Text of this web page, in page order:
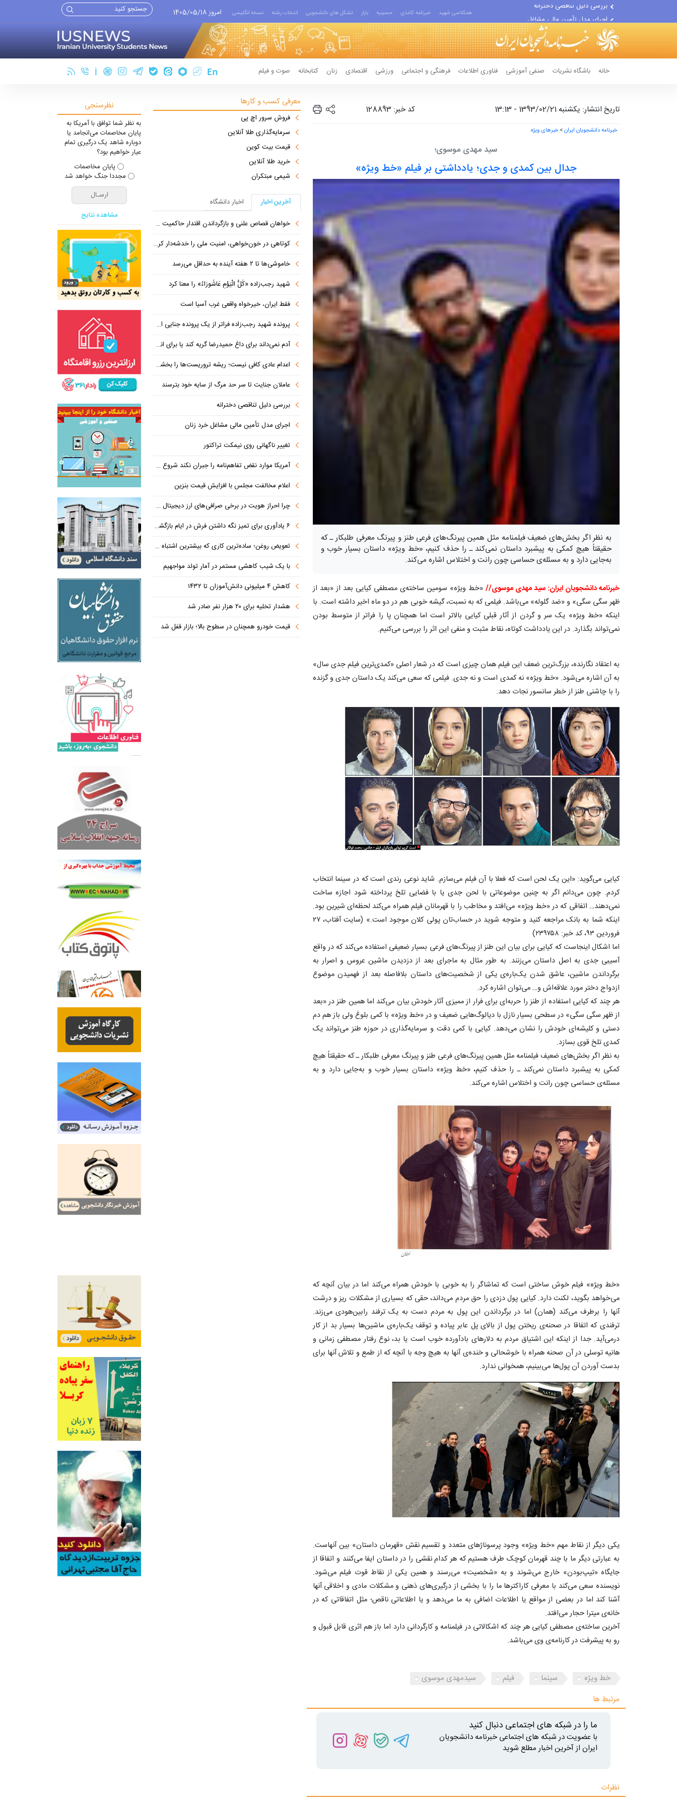
اجرای مدل تأمین مالی مشاغل...
تغییر ناگهانی روی نیمکت...
همکلاسی شهید خبرنامه کاغذی حسینیه بازار تشکل های دانشجویی انتخاب رشته نسخه انگلیسی امروز 1405/05/18
خانه باشگاه نشریات صنفی آموزشی فناوری اطلاعات فرهنگی و اجتماعی ورزشی اقتصادی زنان کتابخانه صوت و فیلم
تاریخ انتشار: یکشنبه 1393/02/21 - 13:13 کد خبر: 128893
خبرنامه دانشجویان ایران>خبرهای ویژه
سید مهدی موسوی؛
جدال بین کمدی و جدی؛ یادداشتی بر فیلم «خط ویژه»
به نظر اگر بخش‌های ضعیف فیلمنامه مثل همین پیرنگ‌های فرعی طنز و پیرنگ معرفی طلبکار ـ که
حقیقتاً هیچ کمکی به پیشبرد داستان نمی‌کند ـ را حذف کنیم، «خط ویژه» داستان بسیار خوب و
به‌جایی دارد و به مسئله‌ی حساسی چون رانت و اختلاس اشاره می‌کند.
خبرنامه دانشجویان ایران: سید مهدی موسوی// «خط ویژه» سومین ساخته‌ی مصطفی کیایی بعد از «بعد از
ظهر سگی سگی» و «ضد گلوله» می‌باشد. فیلمی که به نسبت، گیشه خوبی هم در دو ماه اخیر داشته است. با
اینکه «خط ویژه» یک سر و گردن از آثار قبلی کیایی بالاتر است اما همچنان پا را فراتر از متوسط بودن
نمی‌تواند بگذارد. در این یادداشت کوتاه، نقاط مثبت و منفی این اثر را بررسی می‌کنیم.
به اعتقاد نگارنده، بزرگ‌ترین ضعف این فیلم همان چیزی است که در شعار اصلی «کمدی‌ترین فیلم جدی سال»
به آن اشاره می‌شود. «خط ویژه» نه کمدی است و نه جدی. فیلمی که سعی می‌کند یک داستان جدی و گزنده
را با چاشنی طنز از خطر سانسور نجات دهد.
کیایی می‌گوید: «این یک لحن است که فعلا‌ با آن فیلم می‌‌سازم. شاید نوعی رندی است که در سینما انتخاب
کردم. چون می‌دانم اگر به چنین موضوعاتی با لحن جدی یا با فضایی تلخ پرداخته شود اجازه ساخت
نمی‌دهند… اتفاقی که در «خط ویژه» می‌افتد و مخاطب را با قهرمانان فیلم همراه می‌کند لحظه‌ای شیرین بود.
اینکه شما به بانک مراجعه کنید و متوجه شوید در حساب‌تان پولی کلان موجود است.» (سایت آفتاب، ۲۷
فروردین ۹۳، کد خبر: ۲۳۹۷۵۸)
اما اشکال اینجاست که کیایی برای بیان این طنز از پیرنگ‌های فرعی بسیار ضعیفی استفاده می‌کند که در واقع
آسیبی جدی به اصل داستان می‌زنند. به طور مثال به ماجرای بعد از دزدیدن ماشین عروس و اصرار به
برگرداندن ماشین، عاشق شدن یک‌باره‌ی یکی از شخصیت‌های داستان بلافاصله بعد از فهمیدن موضوع
ازدواج دختر مورد علاقه‌اش و… می‌توان اشاره کرد.
هر چند که کیایی استفاده از طنز را حربه‌ای برای فرار از ممیزی آثار خودش بیان می‌کند اما همین طنز در «بعد
از ظهر سگی سگی» در سطحی بسیار نازل با دیالوگ‌هایی ضعیف و در «خط ویژه» با کمی بلوغ ولی باز هم دم
دستی و کلیشه‌ای خودش را نشان می‌دهد. کیایی با کمی دقت و سرمایه‌گذاری در حوزه طنز می‌تواند یک
کمدی تلخ قوی بسازد.
به نظر اگر بخش‌های ضعیف فیلمنامه مثل همین پیرنگ‌های فرعی طنز و پیرنگ معرفی طلبکار ـ که حقیقتاً هیچ
کمکی به پیشبرد داستان نمی‌کند ـ را حذف کنیم، «خط ویژه» داستان بسیار خوب و به‌جایی دارد و به
مسئله‌ی حساسی چون رانت و اختلاس اشاره می‌کند.
«خط ویژه» فیلم خوش ساختی است که تماشاگر را به خوبی با خودش همراه می‌کند اما در بیان آنچه که
می‌خواهد بگوید، لکنت دارد. کیایی پول دزدی را حق مردم می‌داند، حقی که بسیاری از مشکلات ریز و درشت
آنها را برطرف می‌کند (همان) اما در برگرداندن این پول به مردم دست به یک ترفند رابین‌هودی می‌زند.
ترفندی که اتفاقا در صحنه‌ی ریختن پول از بالای پل عابر پیاده و توقف یک‌باره‌ی ماشین‌ها بسیار بد از کار
درمی‌آید. جدا از اینکه این اشتیاق مردم به دلارهای بادآورده خوب است یا بد، نوع رفتار مصطفی زمانی و
هانیه توسلی در آن صحنه همراه با خوشحالی و خنده‌ی آنها به هیچ وجه با آنچه که از طمع و تلاش آنها برای
بدست آوردن آن پول‌ها می‌بینیم، همخوانی ندارد.
یکی دیگر از نقاط مهم «خط ویژه» وجود پرسوناژهای متعدد و تقسیم نقش «قهرمان داستان» بین آنهاست.
به عبارتی دیگر ما با چند قهرمان کوچک طرف هستیم که هر کدام نقشی را در داستان ایفا می‌کنند و اتفاقا از
جایگاه «تیپ‌بودن» خارج می‌شوند و به «شخصیت» می‌رسند و همین یکی از نقاط قوت فیلم می‌شود.
نویسنده سعی می‌کند با معرفی کاراکترها ما را با بخشی از درگیری‌های ذهنی و مشکلات مادی و اخلاقی آنها
آشنا کند اما در بعضی از مواقع یا اطلاعات اضافی به ما می‌دهد و یا اطلاعاتی ناقص؛ مثل اتفاقاتی که در
خانه‌ی میترا حجار می‌افتد.
آخرین ساخته‌ی مصطفی کیایی هر چند که اشکالاتی در فیلمنامه و کارگردانی دارد اما باز هم اثری قابل قبول و
رو به پیشرفت در کارنامه‌ی وی می‌باشد.
خط ویژه سینما فیلم
سیدمهدی موسوی
مرتبط ها
ما را در شبکه های اجتماعی دنبال کنید
با عضویت در شبکه های اجتماعی خبرنامه دانشجویان
ایران از آخرین اخبار مطلع شوید
نظرات
معرفی کسب و کارها
فروش سرور اچ پی
سرمایه‌گذاری طلا آنلاین
قیمت بیت کوین
خرید طلا آنلاین
شیمی مبتکران
آخرین اخبار
اخبار دانشگاه
خواهان قصاص علنی و بازگرداندن اقتدار حاکمیت هستیم
کوتاهی در خون‌خواهی، امنیت ملی را خدشه‌دار کرده است
خاموشی‌ها تا ۲ هفته آینده به حداقل می‌رسد
شهید رجب‌زاده «کُلُّ الْیَوْمِ عَاشُورَاءُ» را معنا کرد
فقط ایران، خیرخواه واقعی غرب آسیا است
پرونده شهید رجب‌زاده فراتر از یک پرونده جنایی است
آدم نمی‌داند برای داغ حمیدرضا گریه کند یا برای انسانیتی که در قاتلانش مرده است
اعدام عادی کافی نیست؛ ریشه تروریست‌ها را بخشکانید
عاملان جنایت تا سر حد مرگ از سایه خود بترسند
بررسی دلیل تناقصی دخترانه
اجرای مدل تأمین مالی مشاغل خرد زنان
تغییر ناگهانی روی نیمکت تراکتور
آمریکا موارد نقض تفاهم‌نامه را جبران نکند شروع مجدد مذاکره ممکن نیست
اعلام مخالفت مجلس با افزایش قیمت بنزین
چرا احراز هویت در برخی صرافی‌های ارز دیجیتال ضروری است؟
۶ یادآوری برای تمیز نگه داشتن فرش در ایام بازگشایی مدارس
تعویض روغن؛ ساده‌ترین کاری که بیشترین اشتباه در آن رخ می‌دهد
با یک شیب کاهشی مستمر در آمار تولد مواجهیم
کاهش ۴ میلیونی دانش‌آموزان تا ۱۴۳۲
هشدار تخلیه برای ۲۰ هزار نفر صادر شد
قیمت خودرو همچنان در سطوح بالا؛ بازار قفل شد
نظرسنجی
به نظر شما توافق با آمریکا به
پایان مخاصمات می‌انجامد یا
دوباره شاهد یک درگیری تمام
عیار خواهیم بود؟
پایان مخاصمات
مجددا جنگ خواهد شد
مشاهده نتایج